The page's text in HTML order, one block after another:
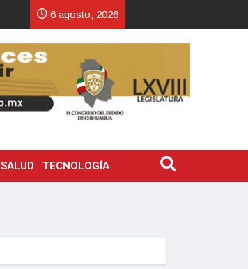
6 agosto, 2026
SALUD TECNOLOGÍA